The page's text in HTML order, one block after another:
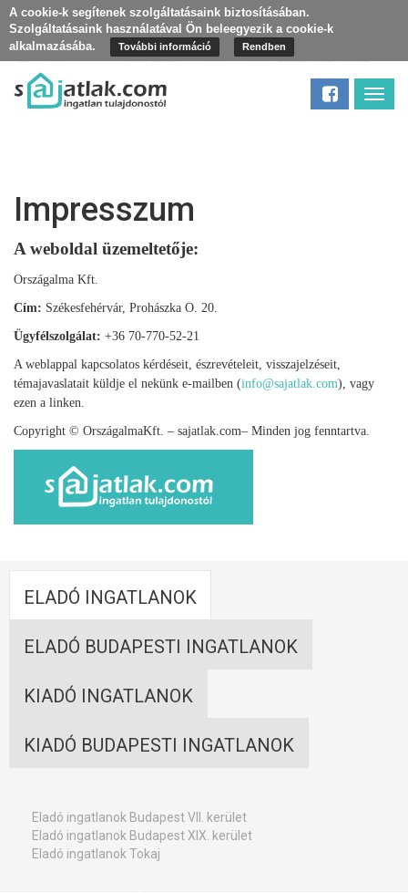
A cookie-k segítenek szolgáltatásaink biztosításában.
Szolgáltatásaink használatával Ön beleegyezik a cookie-k
alkalmazásába.
További információ Rendben
Impresszum
A weboldal üzemeltetője:
Országalma Kft.
Cím: Székesfehérvár, Prohászka O. 20.
Ügyfélszolgálat: +36 70-770-52-21
A weblappal kapcsolatos kérdéseit, észrevételeit, visszajelzéseit,
témajavaslatait küldje el nekünk e-mailben (info@sajatlak.com), vagy
ezen a linken.
Copyright © OrszágalmaKft. – sajatlak.com– Minden jog fenntartva.
ELADÓ INGATLANOK
ELADÓ BUDAPESTI INGATLANOK
KIADÓ INGATLANOK
KIADÓ BUDAPESTI INGATLANOK
Eladó ingatlanok Budapest VII. kerület
Eladó ingatlanok Budapest XIX. kerület
Eladó ingatlanok Tokaj